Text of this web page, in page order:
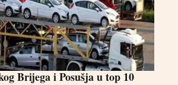
Brijega i Posušja u top 10